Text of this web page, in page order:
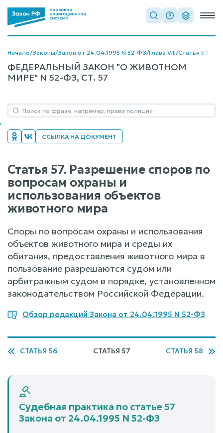
Начало/Законы/Закон от 24.04.1995 N 52-ФЗ/Глава VIII/Статья 57
ФЕДЕРАЛЬНЫЙ ЗАКОН "О ЖИВОТНОМ
МИРЕ" N 52-ФЗ, СТ. 57
ССЫЛКА НА ДОКУМЕНТ
Статья 57. Разрешение споров по
вопросам охраны и
использования объектов
животного мира
Споры по вопросам охраны и использования
объектов животного мира и среды их
обитания, предоставления животного мира в
пользование разрешаются судом или
арбитражным судом в порядке, установленном
законодательством Российской Федерации.
Обзор редакций Закона от 24.04.1995 N 52-ФЗ
СТАТЬЯ 56 СТАТЬЯ 57 СТАТЬЯ 58
Судебная практика по статье 57
Закона от 24.04.1995 N 52-ФЗ